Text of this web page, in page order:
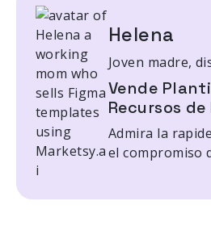
Helena
Joven madre,
Vende
Recursos de
Admira la
el compromiso